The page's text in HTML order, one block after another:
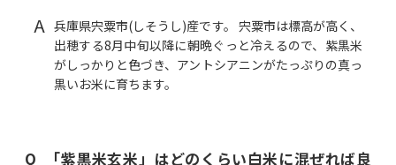
A 兵庫県宍粟市(しそうし)産です。 宍粟市は標高が高く、
出穂する8月中旬以降に朝晩ぐっと冷えるので、紫黒米
がしっかりと色づき、アントシアニンがたっぷりの真っ
黒いお米に育ちます。
Q
「紫黒米玄米」はどのくらい白米に混ぜれば良